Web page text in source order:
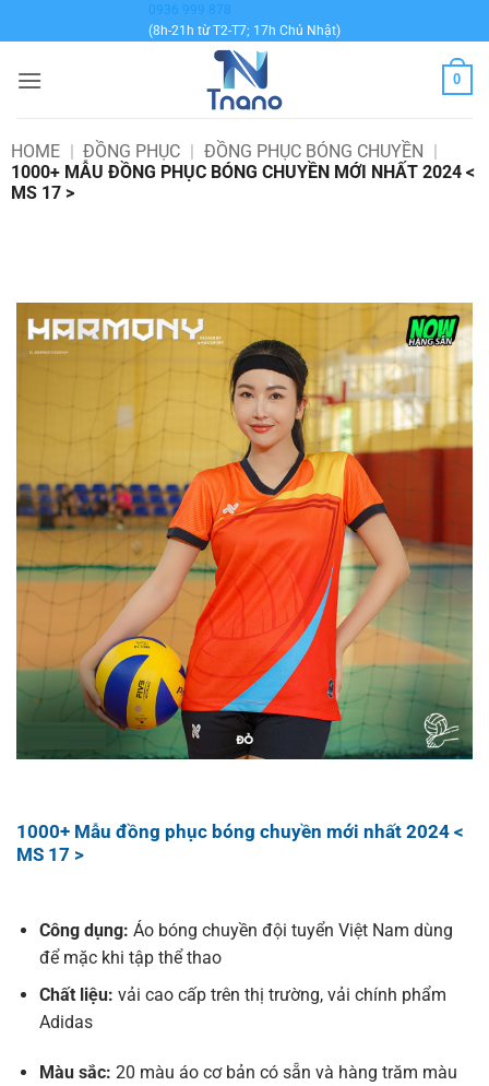
qua
dung
0936 999 878
(8h-21h từ T2-T7; 17h Chủ Nhật)
0
HOME | ĐỒNG PHỤC | ĐỒNG PHỤC BÓNG CHUYỀN |
1000+ MẪU ĐỒNG PHỤC BÓNG CHUYỀN MỚI NHẤT 2024 <
MS 17 >
1000+ Mẫu đồng phục bóng chuyền mới nhất 2024 <
MS 17 >
Công dụng: Áo bóng chuyền đội tuyển Việt Nam dùng
để mặc khi tập thể thao
Chất liệu: vải cao cấp trên thị trường, vải chính phẩm
Adidas
Màu sắc: 20 màu áo cơ bản có sẵn và hàng trăm màu